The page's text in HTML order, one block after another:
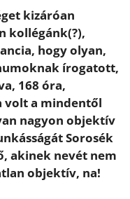
kizáróan
kollégánk(?),
hogy olyan,
írogatott,
168 óra,
volt a mindentől
nagyon objektív
Sorosék
akinek nevét nem
objektív, na!